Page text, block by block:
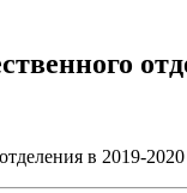
в 2019-